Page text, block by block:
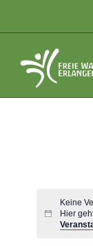
Keine
Hier